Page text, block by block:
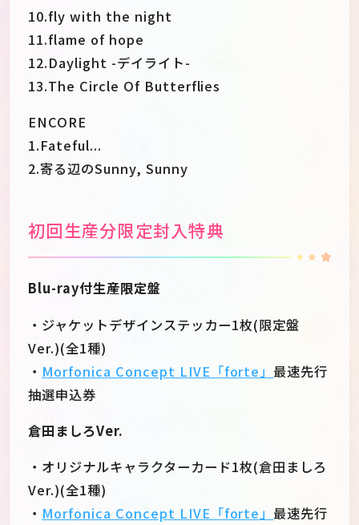
10.fly with the night
11.flame of hope
12.Daylight -デイライト-
13.The Circle Of Butterflies
ENCORE
1.Fateful...
2.寄る辺のSunny, Sunny
初回生産分限定封入特典
Blu-ray付生産限定盤
・ジャケットデザインステッカー1枚(限定盤
Ver.)(全1種)
・ Morfonica Concept LIVE「forte」 最速先行
抽選申込券
倉田ましろVer.
・オリジナルキャラクターカード1枚(倉田ましろ
Ver.)(全1種)
・ Morfonica Concept LIVE「forte」最速先行